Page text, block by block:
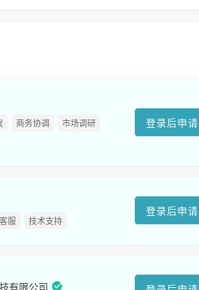
商务协调
市场调研
登录后申请
客服 技术支持
登录后申请
有限公司